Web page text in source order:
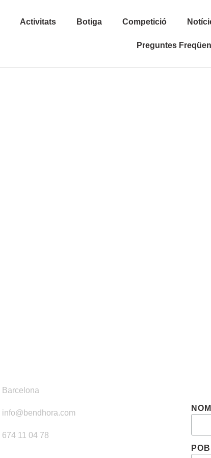
Activitats Botiga Competició
Preguntes
Barcelona
info@bendhora.com
674 11 04 78
NOM